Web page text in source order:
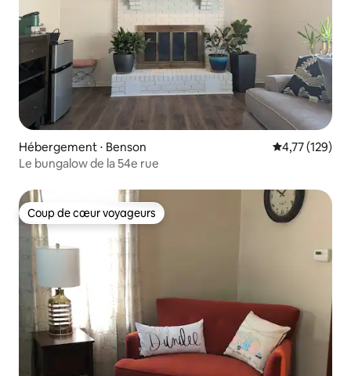
Hébergement ⋅ Benson Évaluation
4,77 (129)
Le bungalow de la 54e rue
Coup de cœur voyageurs
Coup de cœur voyageurs